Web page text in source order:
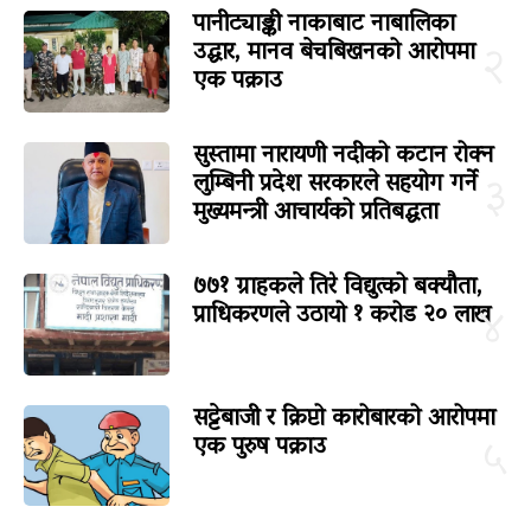
पानीट्याङ्की नाकाबाट नाबालिका
उद्धार, मानव बेचबिखनको आरोपमा
एक पक्राउ
सुस्तामा नारायणी नदीको कटान रोक्न
लुम्बिनी प्रदेश सरकारले सहयोग गर्ने
मुख्यमन्त्री आचार्यको प्रतिबद्धता
४
७७१ ग्राहकले तिरे विद्युत्को बक्यौता,
प्राधिकरणले उठायो १ करोड २० लाख
सट्टेबाजी र क्रिप्टो कारोबारको आरोपमा
एक पुरुष पक्राउ